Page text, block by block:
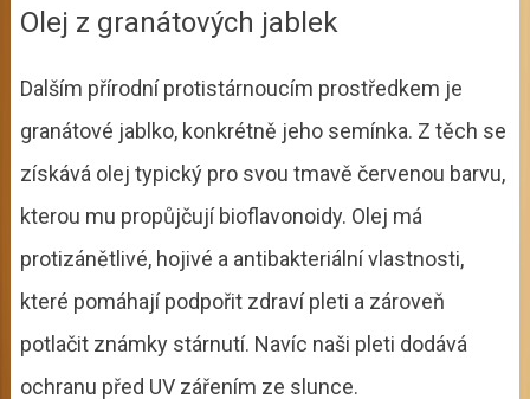
Olej z granátových jablek
Dalším přírodní protistárnoucím prostředkem je
granátové jablko, konkrétně jeho semínka. Z těch se
získává olej typický pro svou tmavě červenou barvu,
kterou mu propůjčují bioflavonoidy. Olej má
protizánětlivé, hojivé a antibakteriální vlastnosti,
které pomáhají podpořit zdraví pleti a zároveň
potlačit známky stárnutí. Navíc naši pleti dodává
ochranu před UV zářením ze slunce.